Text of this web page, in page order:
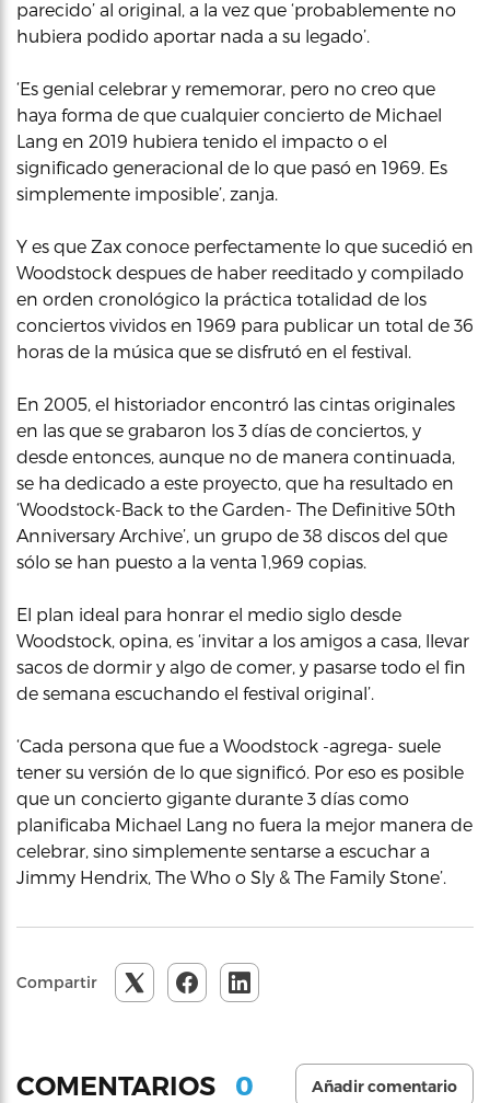
parecido’ al original, a la vez que ‘probablemente no
hubiera podido aportar nada a su legado’.
‘Es genial celebrar y rememorar, pero no creo que
haya forma de que cualquier concierto de Michael
Lang en 2019 hubiera tenido el impacto o el
significado generacional de lo que pasó en 1969. Es
simplemente imposible’, zanja.
Y es que Zax conoce perfectamente lo que sucedió en
Woodstock despues de haber reeditado y compilado
en orden cronológico la práctica totalidad de los
conciertos vividos en 1969 para publicar un total de 36
horas de la música que se disfrutó en el festival.
En 2005, el historiador encontró las cintas originales
en las que se grabaron los 3 días de conciertos, y
desde entonces, aunque no de manera continuada,
se ha dedicado a este proyecto, que ha resultado en
‘Woodstock-Back to the Garden- The Definitive 50th
Anniversary Archive’, un grupo de 38 discos del que
sólo se han puesto a la venta 1,969 copias.
El plan ideal para honrar el medio siglo desde
Woodstock, opina, es ‘invitar a los amigos a casa, llevar
sacos de dormir y algo de comer, y pasarse todo el fin
de semana escuchando el festival original’.
‘Cada persona que fue a Woodstock -agrega- suele
tener su versión de lo que significó. Por eso es posible
que un concierto gigante durante 3 días como
planificaba Michael Lang no fuera la mejor manera de
celebrar, sino simplemente sentarse a escuchar a
Jimmy Hendrix, The Who o Sly & The Family Stone’.
Compartir
COMENTARIOS 0 Añadir comentario